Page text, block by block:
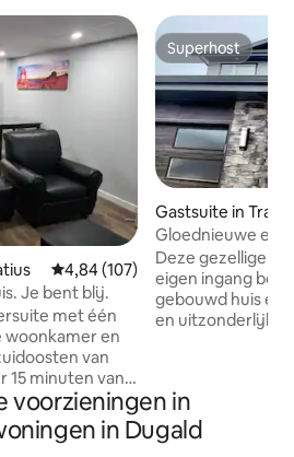
Gemiddelde beoordeling van
4,84 (107)
Je bent blij.
met één
woonkamer en
van
15 minuten van
van het
buurt van
en
Superhost
Superhost
Gastsuite in
Gloednieuwe
slaapkamers,
Deze gezellige
eigen ingang
gebouwd huis en
en uitzonderlijk
volledig
studeerhoek en
langere verblijven. Of je hier nu
voorzieningen in
in Dugald